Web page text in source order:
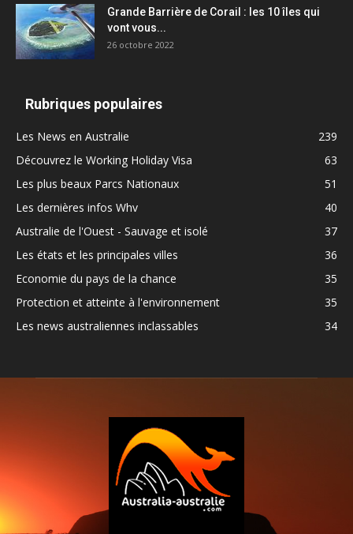
Grande Barrière de Corail : les 10 îles qui
vont vous...
26 octobre 2022
Rubriques populaires
Les News en Australie
239
Découvrez le Working Holiday Visa
63
Les plus beaux Parcs Nationaux
51
Les dernières infos Whv
40
Australie de l'Ouest - Sauvage et isolé
37
Les états et les principales villes
36
Economie du pays de la chance
35
Protection et atteinte à l'environnement
35
Les news australiennes inclassables
34